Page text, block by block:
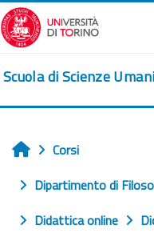
Vai al contenuto principale
Scuola di Scienze
Home
Corsi
Dipartimento di
Didattica online